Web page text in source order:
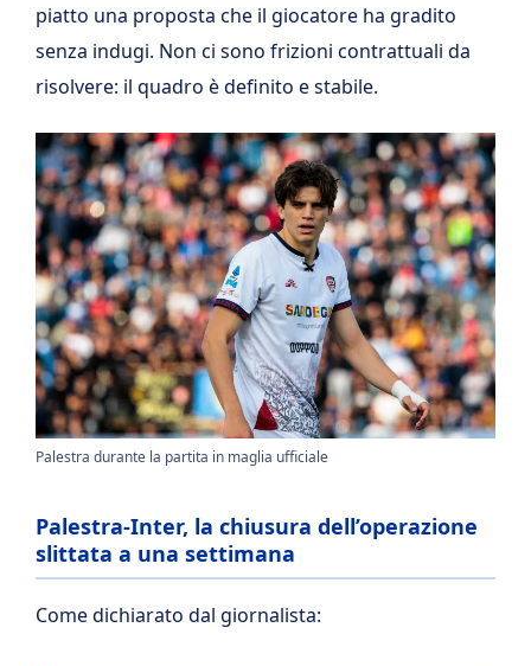
piatto una proposta che il giocatore ha gradito
senza indugi. Non ci sono frizioni contrattuali da
risolvere: il quadro è definito e stabile.
Palestra durante la partita in maglia ufficiale
Palestra-Inter, la chiusura dell’operazione
slittata a una settimana
Come dichiarato dal giornalista: